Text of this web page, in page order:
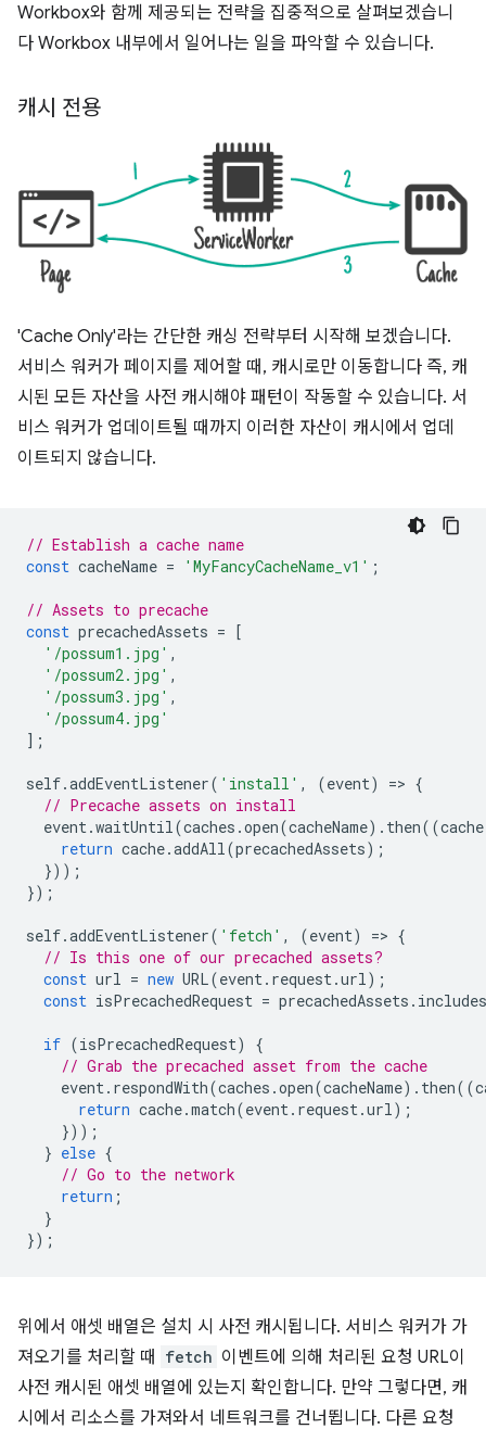
Workbox와 함께 제공되는 전략을 집중적으로 살펴보겠습니
다 Workbox 내부에서 일어나는 일을 파악할 수 있습니다.
캐시 전용
'Cache Only'라는 간단한 캐싱 전략부터 시작해 보겠습니다.
서비스 워커가 페이지를 제어할 때, 캐시로만 이동합니다 즉, 캐
시된 모든 자산을 사전 캐시해야 패턴이 작동할 수 있습니다. 서
비스 워커가 업데이트될 때까지 이러한 자산이 캐시에서 업데
이트되지 않습니다.
// Establish a cache name
const cacheName = 'MyFancyCacheName_v1' ;
// Assets to precache
const precachedAssets =
[
'/possum1.jpg' ,
'/possum2.jpg' ,
'/possum3.jpg' ,
'/possum4.jpg'
];
self.addEventListener( 'install' , (event) => {
// Precache assets on install
event.waitUntil(caches .open(cacheName). then((cache
return cache.addAll(precachedAssets);
}));
});
self.addEventListener( 'fetch' , (event) => {
// Is this one of our precached assets?
const url = new URL(event. request.url);
const isPrecachedRequest = precachedAssets . includes
if (isPrecachedRequest)
{
// Grab the precached asset from the cache
event. respondWith(caches .open(cacheName). then((
return cache.match(event. request.url);
}));
} else {
// Go to the network
return ;
}
});
위에서 애셋 배열은 설치 시 사전 캐시됩니다. 서비스 워커가 가
져오기를 처리할 때
fetch 이벤트에 의해 처리된 요청 URL이
사전 캐시된 애셋 배열에 있는지 확인합니다. 만약 그렇다면, 캐
시에서 리소스를 가져와서 네트워크를 건너뜁니다. 다른 요청